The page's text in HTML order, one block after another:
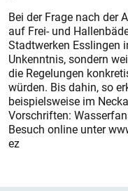
Bei der Frage nach der
auf Frei- und
Stadtwerken Esslingen
Unkenntnis, sondern
die Regelungen
würden. Bis dahin, so
beispielsweise im
Vorschriften:
Besuch online unter
ez